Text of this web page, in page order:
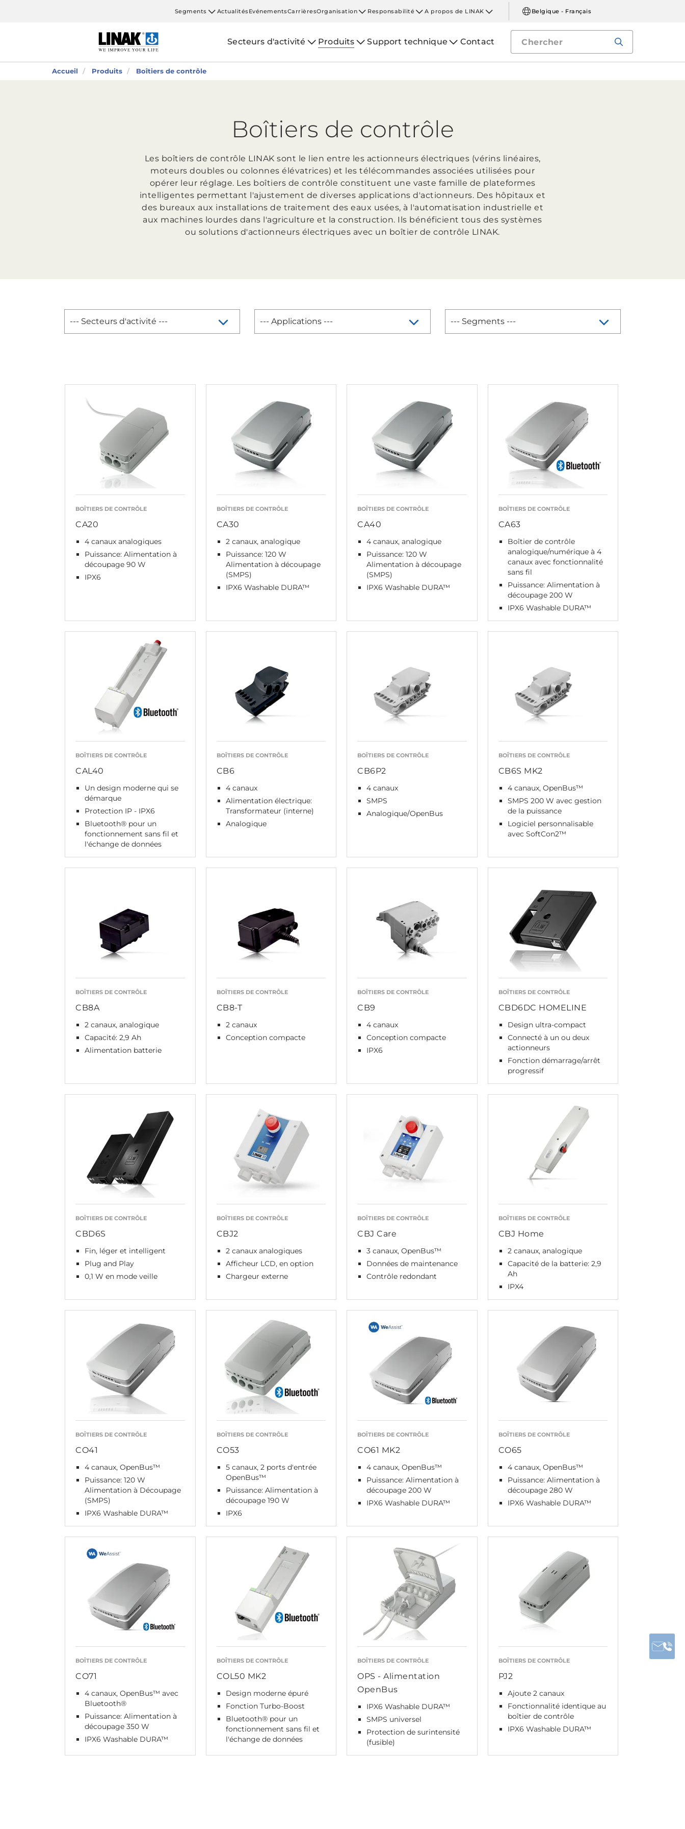
Segments ActualitésEvénementsCarrièresOrganisation Responsabilité A propos de LINAK Belgique - Français
Secteurs d'activité Produits Support technique Contact
Accueil Produits Boîtiers de contrôle
Boîtiers de contrôle
Les boîtiers de contrôle LINAK sont le lien entre les actionneurs électriques (vérins linéaires,
moteurs doubles ou colonnes élévatrices) et les télécommandes associées utilisées pour
opérer leur réglage. Les boîtiers de contrôle constituent une vaste famille de plateformes
intelligentes permettant l'ajustement de diverses applications d'actionneurs. Des hôpitaux et
des bureaux aux installations de traitement des eaux usées, à l'automatisation industrielle et
aux machines lourdes dans l'agriculture et la construction. Ils bénéficient tous des systèmes
ou solutions d'actionneurs électriques avec un boîtier de contrôle LINAK.
BOÎTIERS DE CONTRÔLE
CA20
4 canaux analogiques
Puissance: Alimentation à
découpage 90 W
IPX6
BOÎTIERS DE CONTRÔLE
CA30
2 canaux, analogique
Puissance: 120 W
Alimentation à découpage
(SMPS)
IPX6 Washable DURA™
BOÎTIERS DE CONTRÔLE
CA40
4 canaux, analogique
Puissance: 120 W
Alimentation à découpage
(SMPS)
IPX6 Washable DURA™
BOÎTIERS DE CONTRÔLE
CA63
Boîtier de contrôle
analogique/numérique à 4
canaux avec fonctionnalité
sans fil
Puissance: Alimentation à
découpage 200 W
IPX6 Washable DURA™
BOÎTIERS DE CONTRÔLE
CAL40
Un design moderne qui se
démarque
Protection IP - IPX6
Bluetooth® pour un
fonctionnement sans fil et
l'échange de données
BOÎTIERS DE CONTRÔLE
CB6
4 canaux
Alimentation électrique:
Transformateur (interne)
Analogique
BOÎTIERS DE CONTRÔLE
CB6P2
4 canaux
SMPS
Analogique/OpenBus
BOÎTIERS DE CONTRÔLE
CB6S MK2
4 canaux, OpenBus™
SMPS 200 W avec gestion
de la puissance
Logiciel personnalisable
avec SoftCon2™
BOÎTIERS DE CONTRÔLE
CB8A
2 canaux, analogique
Capacité: 2,9 Ah
Alimentation batterie
BOÎTIERS DE CONTRÔLE
CB8-T
2 canaux
Conception compacte
BOÎTIERS DE CONTRÔLE
CB9
4 canaux
Conception compacte
IPX6
BOÎTIERS DE CONTRÔLE
CBD6DC HOMELINE
Design ultra-compact
Connecté à un ou deux
actionneurs
Fonction démarrage/arrêt
progressif
BOÎTIERS DE CONTRÔLE
CBD6S
Fin, léger et intelligent
Plug and Play
0,1 W en mode veille
BOÎTIERS DE CONTRÔLE
CBJ2
2 canaux analogiques
Afficheur LCD, en option
Chargeur externe
BOÎTIERS DE CONTRÔLE
CBJ Care
3 canaux, OpenBus™
Données de maintenance
Contrôle redondant
BOÎTIERS DE CONTRÔLE
CBJ Home
2 canaux, analogique
Capacité de la batterie: 2,9
Ah
IPX4
BOÎTIERS DE CONTRÔLE
CO41
4 canaux, OpenBus™
Puissance: 120 W
Alimentation à Découpage
(SMPS)
IPX6 Washable DURA™
BOÎTIERS DE CONTRÔLE
CO53
5 canaux, 2 ports d'entrée
OpenBus™
Puissance: Alimentation à
découpage 190 W
IPX6
BOÎTIERS DE CONTRÔLE
CO61 MK2
4 canaux, OpenBus™
Puissance: Alimentation à
découpage 200 W
IPX6 Washable DURA™
BOÎTIERS DE CONTRÔLE
CO65
4 canaux, OpenBus™
Puissance: Alimentation à
découpage 280 W
IPX6 Washable DURA™
BOÎTIERS DE CONTRÔLE
CO71
4 canaux, OpenBus™ avec
Bluetooth®
Puissance: Alimentation à
découpage 350 W
IPX6 Washable DURA™
BOÎTIERS DE CONTRÔLE
COL50 MK2
Design moderne épuré
Fonction Turbo-Boost
Bluetooth® pour un
fonctionnement sans fil et
l'échange de données
BOÎTIERS DE CONTRÔLE
OPS - Alimentation
OpenBus
IPX6 Washable DURA™
SMPS universel
Protection de surintensité
(fusible)
BOÎTIERS DE CONTRÔLE
PJ2
Ajoute 2 canaux
Fonctionnalité identique au
boîtier de contrôle
IPX6 Washable DURA™